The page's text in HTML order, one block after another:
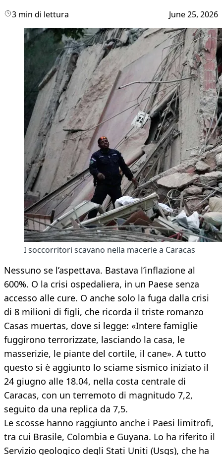
3 min di lettura June 25, 2026
I soccorritori scavano nella macerie a Caracas
Nessuno se l’aspettava. Bastava l’inflazione al
600%. O la crisi ospedaliera, in un Paese senza
accesso alle cure. O anche solo la fuga dalla crisi
di 8 milioni di figli, che ricorda il triste romanzo
Casas muertas, dove si legge: «Intere famiglie
fuggirono terrorizzate, lasciando la casa, le
masserizie, le piante del cortile, il cane». A tutto
questo si è aggiunto lo sciame sismico iniziato il
24 giugno alle 18.04, nella costa centrale di
Caracas, con un terremoto di magnitudo 7,2,
seguito da una replica da 7,5.
Le scosse hanno raggiunto anche i Paesi limitrofi,
tra cui Brasile, Colombia e Guyana. Lo ha riferito il
Servizio geologico degli Stati Uniti (Usgs), che ha